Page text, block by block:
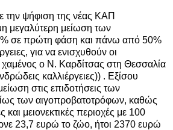
την ψήφιση της νέας ΚΑΠ
μεγαλύτερη μείωση των
σε πρώτη φάση και πάνω από 50%
για να ενισχυθούν οι
ο Ν. Καρδίτσας στη Θεσσαλία
καλλιέργειες)) . Εξίσου
στις επιδοτήσεις των
των αιγοπροβατοτρόφων, καθώς
και μειονεκτικές περιοχές με 100
23,7 ευρώ το ζώο, ήτοι 2370 ευρώ